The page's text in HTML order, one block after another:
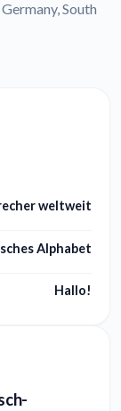
South
weltweit
Alphabet
Hallo!